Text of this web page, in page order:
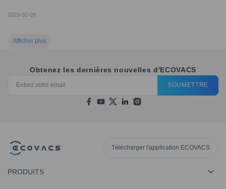
2023-02-09
Afficher plus
Obtenez les dernières nouvelles d'ECOVACS
SOUMETTRE
Télécharger l'application ECOVACS
PRODUITS